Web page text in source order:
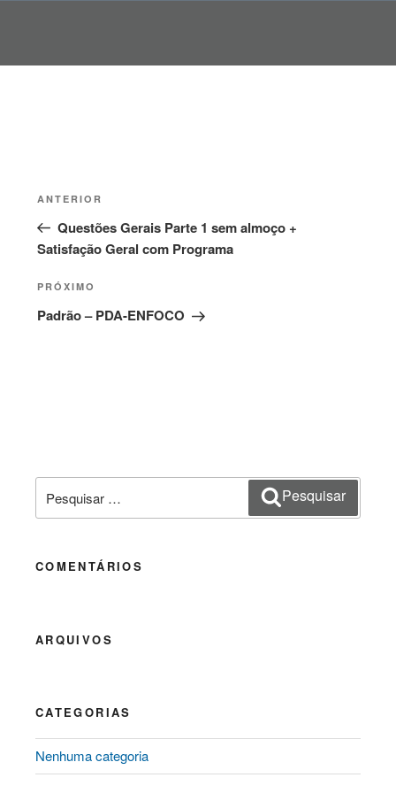
Navegação
Post
Post
anterior
ANTERIOR
Questões Gerais Parte 1 sem almoço +
Satisfação Geral com Programa
Próximo
post
PRÓXIMO
Padrão – PDA-ENFOCO
por:
Pesquisar
COMENTÁRIOS
ARQUIVOS
CATEGORIAS
Nenhuma categoria